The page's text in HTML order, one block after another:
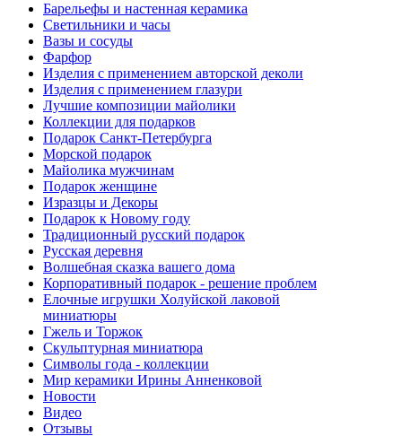
Барельефы и настенная керамика
Светильники и часы
Вазы и сосуды
Фарфор
Изделия с применением авторской деколи
Изделия с применением глазури
Лучшие композиции майолики
Коллекции для подарков
Подарок Санкт-Петербурга
Морской подарок
Майолика мужчинам
Подарок женщине
Изразцы и Декоры
Подарок к Новому году
Традиционный русский подарок
Русская деревня
Волшебная сказка вашего дома
Корпоративный подарок - решение проблем
Елочные игрушки Холуйской лаковой
миниатюры
Гжель и Торжок
Скульптурная миниатюра
Символы года - коллекции
Мир керамики Ирины Анненковой
Новости
Видео
Отзывы